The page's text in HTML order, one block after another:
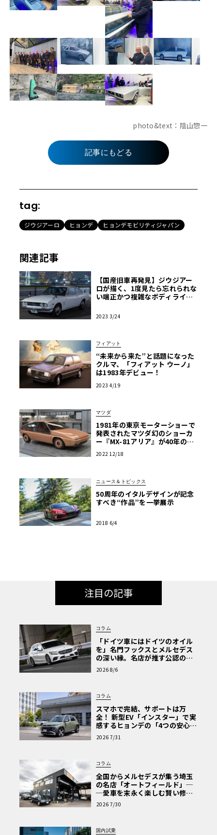
photo&text：陰山惣一
記事にもどる
tag:
ジウジアーロ ヒョンデ ヒョンデモビリティジャパン
関連記事
【国産旧車再発見】ジウジアー
ロが描く、1度見たら忘れられな
い端正かつ複雑なボディライン
2023 3/24
フィアット
“未来から来た”と話題になった
クルマ、「フィアット ウーノ」
は1983年デビュー！
2023 4/19
マツダ
1981年の東京モーターショーで
発表されたマツダ幻のショーカ
ー『MX-81アリア』が40年の時
な物語とは――？
2022 12/18
ニュース＆トピックス
50周年のイタルデザインが記念
すべき“作品”を一挙展示
2018 6/4
注目の記事
コラム
「ドイツ車にはドイツのオイル
を」名門フックスとメルセデス
の深い縁。名店が推す公認の安
心と、Cクラスで味わうシルキー
な走り〈PR〉
2026 8/6
コラム
スマホで完結、サポートは万
全！ 新型EV「インスター」で実
感するヒョンデの「4つの安心」
【第1回・ヒョンデ6つの疑問：
Why? Hyundai?】〈PR〉
2026 7/31
コラム
全国からメルセデスが集う埼玉
の名店「オートフィールド」─
─愛車を末永く楽しむ賢い修理
術と、プロがフックス製オイル
を選ぶ理由〈PR〉
2026 7/30
国内試乗